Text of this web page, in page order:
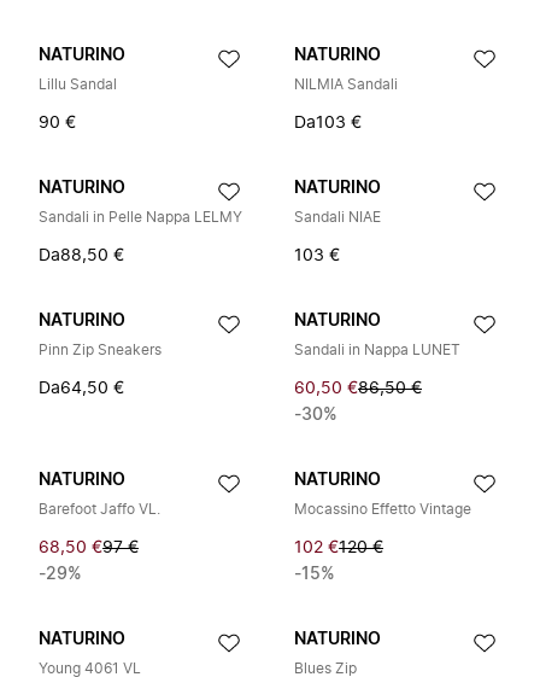
NATURINO
Lillu Sandal
90 €
NATURINO
NILMIA Sandali
Da103 €
NATURINO
Sandali in Pelle Nappa LELMY
Da88,50 €
NATURINO
Sandali NIAE
103 €
NATURINO
Pinn Zip Sneakers
Da64,50 €
NATURINO
Sandali in Nappa LUNET
60,50 €86,50 €
-30%
NATURINO
Barefoot Jaffo VL.
68,50 €97 €
-29%
NATURINO
Mocassino Effetto Vintage
102 €120 €
-15%
NATURINO
Young 4061 VL
NATURINO
Blues Zip